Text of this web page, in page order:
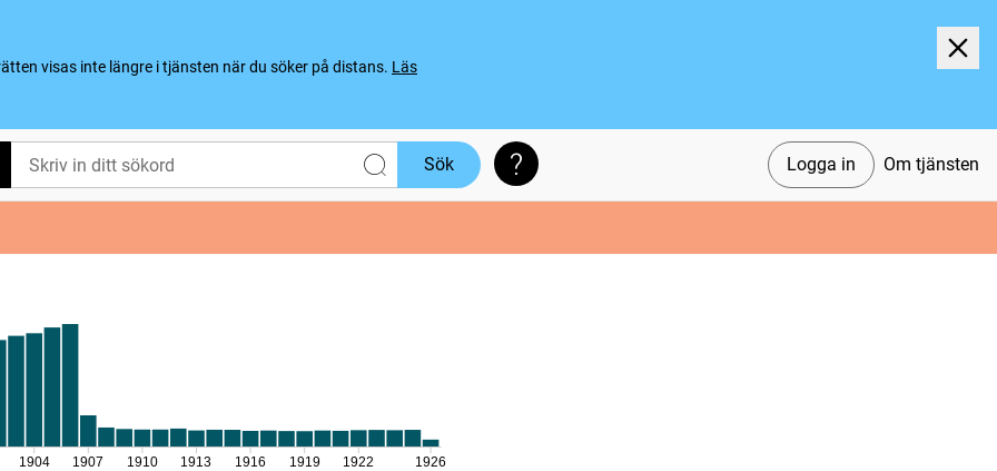
visas inte längre i tjänsten när du söker på distans. Läs
Logga in Om tjänsten
Sök Söktips
1904 1907 1910 1913 1916 1919 1922 1926